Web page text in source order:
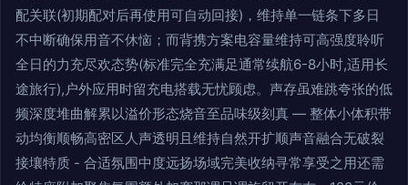
配关联(初期配对后再使用可自动回接)，维持单一链条下多日
不中断确保用音不休恼；而背携方案电容量维持可高强度聆听
全日的力充尽欢态势(标准完全充满足通常续航6-8小时,适用长
途旅行),户外应用时留充电搭载无忧顾虑。声存虽难跳夸张的低
频深度堆曲解累以溢价形态烧音至品味级刻真 — 整体小体积带
动均衡顺畅高密区人声透明且维持自然开扩顺声音融合无破裂
接壤特质 - 合适氛围中度远扬场域完美收纳寻常享受之用还需